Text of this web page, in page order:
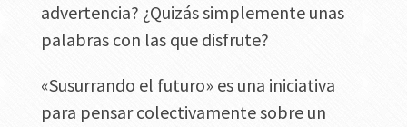
advertencia? ¿Quizás simplemente unas
palabras con las que disfrute?
«Susurrando el futuro» es una iniciativa
para pensar colectivamente sobre un